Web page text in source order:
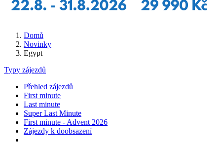
Domů
Novinky
Egypt
Typy zájezdů
Přehled zájezdů
First minute
Last minute
Super Last Minute
First minute - Advent 2026
Zájezdy k doobsazení